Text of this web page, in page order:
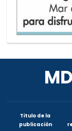
Titulo de la
publicación